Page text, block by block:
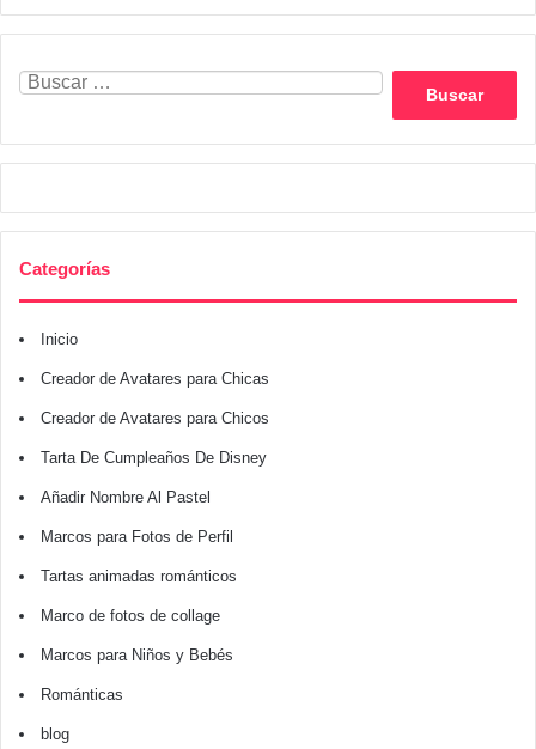
Categorías
Inicio
Creador de Avatares para Chicas
Creador de Avatares para Chicos
Tarta De Cumpleaños De Disney
Añadir Nombre Al Pastel
Marcos para Fotos de Perfil
Tartas animadas románticos
Marco de fotos de collage
Marcos para Niños y Bebés
Románticas
blog